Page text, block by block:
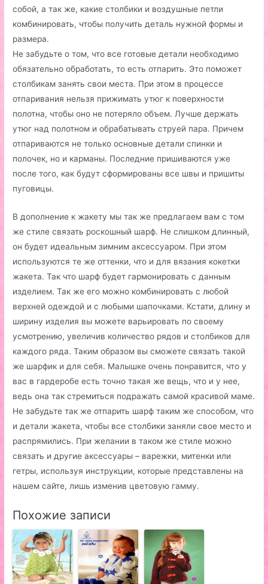
собой, а так же, какие столбики и воздушные петли
комбинировать, чтобы получить деталь нужной формы и
размера.
Не забудьте о том, что все готовые детали необходимо
обязательно обработать, то есть отпарить. Это поможет
столбикам занять свои места. При этом в процессе
отпаривания нельзя прижимать утюг к поверхности
полотна, чтобы оно не потеряло объем. Лучше держать
утюг над полотном и обрабатывать струей пара. Причем
отпариваются не только основные детали спинки и
полочек, но и карманы. Последние пришиваются уже
после того, как будут сформированы все швы и пришиты
пуговицы.
В дополнение к жакету мы так же предлагаем вам с том
же стиле связать роскошный шарф. Не слишком длинный,
он будет идеальным зимним аксессуаром. При этом
используются те же оттенки, что и для вязания кокетки
жакета. Так что шарф будет гармонировать с данным
изделием. Так же его можно комбинировать с любой
верхней одеждой и с любыми шапочками. Кстати, длину и
ширину изделия вы можете варьировать по своему
усмотрению, увеличив количество рядов и столбиков для
каждого ряда. Таким образом вы сможете связать такой
же шарфик и для себя. Малышке очень понравится, что у
вас в гардеробе есть точно такая же вещь, что и у нее,
ведь она так стремиться подражать самой красивой маме.
Не забудьте так же отпарить шарф таким же способом, что
и детали жакета, чтобы все столбики заняли свое место и
распрямились. При желании в таком же стиле можно
связать и другие аксессуары – варежки, митенки или
гетры, используя инструкции, которые представлены на
нашем сайте, лишь изменив цветовую гамму.
Похожие записи